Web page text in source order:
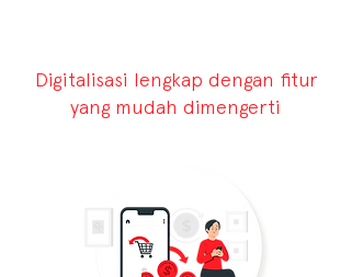
Digitalisasi lengkap dengan fitur
yang mudah dimengerti